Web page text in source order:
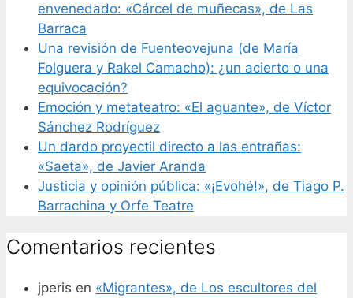
envenedado: «Cárcel de muñecas», de Las
Barraca
Una revisión de Fuenteovejuna (de María
Folguera y Rakel Camacho): ¿un acierto o una
equivocación?
Emoción y metateatro: «El aguante», de Víctor
Sánchez Rodríguez
Un dardo proyectil directo a las entrañas:
«Saeta», de Javier Aranda
Justicia y opinión pública: «¡Evohé!», de Tiago P.
Barrachina y Orfe Teatre
Comentarios recientes
jperis en «Migrantes», de Los escultores del